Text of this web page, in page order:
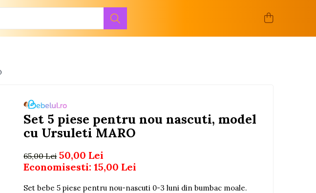
Set 5 piese pentru nou nascuti, model
cu Ursuleti MARO
65,00 Lei 50,00 Lei
Economisesti:15,00 Lei
Set bebe 5 piese pentru nou-nascuti 0-3 luni din bumbac moale.